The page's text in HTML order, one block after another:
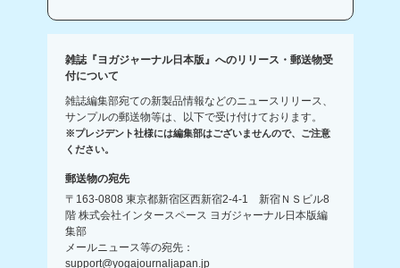
雑誌『ヨガジャーナル日本版』へのリリース・郵送物受
付について
雑誌編集部宛ての新製品情報などのニュースリリース、
サンプルの郵送物等は、以下で受け付けております。
※プレジデント社様には編集部はございませんので、ご注意
ください。
郵送物の宛先
〒163-0808 東京都新宿区西新宿2-4-1 新宿ＮＳビル8
階 株式会社インタースペース ヨガジャーナル日本版編
集部
メールニュース等の宛先：
support@yogajournaljapan.jp